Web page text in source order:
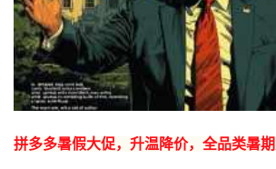
拼多多暑假大促，升温降价，全品类暑